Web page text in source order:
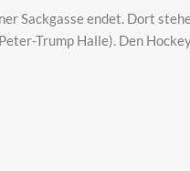
Sackgasse endet. Dort
Trump Halle). Den